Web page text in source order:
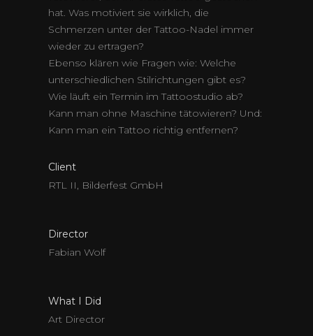
hat. Was motiviert sie wirklich, die
Schmerzen unter der Tattoo-Nadel immer
wieder zu ertragen?
Ebenso klären wie Fragen wie: Welche
unterschiedlichen Stilrichtungen gibt es?
Wie läuft ein Termin im Tattoostudio ab?
Kann man ohne Maschine tätowieren? Und:
Kann man ein Tattoo richtig entfernen?
Client
RTL II, Bilderfest GmbH
Director
Fabian Wolf
What I Did
Art Director